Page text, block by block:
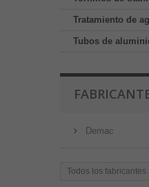
Tratamiento de
Tubos de
Demac
Todos los fabricantes